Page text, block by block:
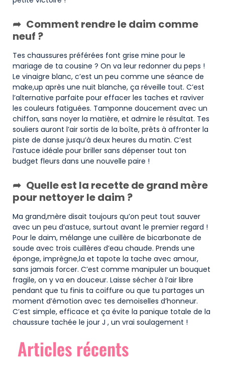
Comment rendre le daim comme
neuf ?
Tes chaussures préférées font grise mine pour le
mariage de ta cousine ? On va leur redonner du peps !
Le vinaigre blanc, c’est un peu comme une séance de
make,up après une nuit blanche, ça réveille tout. C’est
l’alternative parfaite pour effacer les taches et raviver
les couleurs fatiguées. Tamponne doucement avec un
chiffon, sans noyer la matière, et admire le résultat. Tes
souliers auront l’air sortis de la boîte, prêts à affronter la
piste de danse jusqu’à deux heures du matin. C’est
l’astuce idéale pour briller sans dépenser tout ton
budget fleurs dans une nouvelle paire !
Quelle est la recette de grand mère
pour nettoyer le daim ?
Ma grand,mère disait toujours qu’on peut tout sauver
avec un peu d’astuce, surtout avant le premier regard !
Pour le daim, mélange une cuillère de bicarbonate de
soude avec trois cuillères d’eau chaude. Prends une
éponge, imprègne,la et tapote la tache avec amour,
sans jamais forcer. C’est comme manipuler un bouquet
fragile, on y va en douceur. Laisse sécher à l’air libre
pendant que tu finis ta coiffure ou que tu partages un
moment d’émotion avec tes demoiselles d’honneur.
C’est simple, efficace et ça évite la panique totale de la
chaussure tachée le jour J , un vrai soulagement !
Articles récents